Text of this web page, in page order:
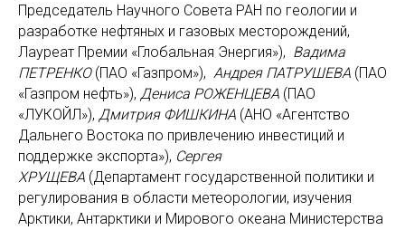
Председатель Научного Совета РАН по геологии и
разработке нефтяных и газовых месторождений,
Лауреат Премии «Глобальная Энергия»), Вадима
ПЕТРЕНКО(ПАО «Газпром»), Андрея ПАТРУШЕВА (ПАО
«Газпром нефть»), Дениса РОЖЕНЦЕВА (ПАО
«ЛУКОЙЛ»), Дмитрия ФИШКИНА (АНО «Агентство
Дальнего Востока по привлечению инвестиций и
поддержке экспорта»), Сергея
ХРУЩЕВА (Департамент государственной политики и
регулирования в области метеорологии, изучения
Арктики, Антарктики и Мирового океана Министерства